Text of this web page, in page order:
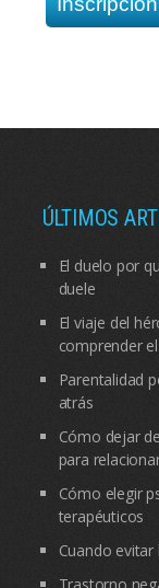
ÚLTIMOS
El duelo por
duele
El viaje del
comprender
Parentalidad
atrás
Cómo dejar
para
Cómo elegir
terapéuticos
Cuando
Trastorno